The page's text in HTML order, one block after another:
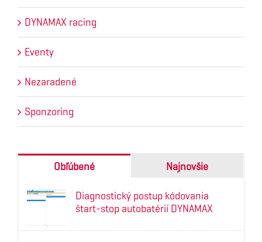
DYNAMAX racing
Eventy
Nezaradené
Sponzoring
Obľúbené Najnovšie
Diagnostický postup kódovania
štart-stop autobatérií DYNAMAX